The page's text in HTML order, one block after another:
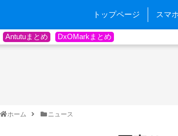
トップページ スマ
Antutuまとめ DxOMarkまとめ
ホーム ニュース